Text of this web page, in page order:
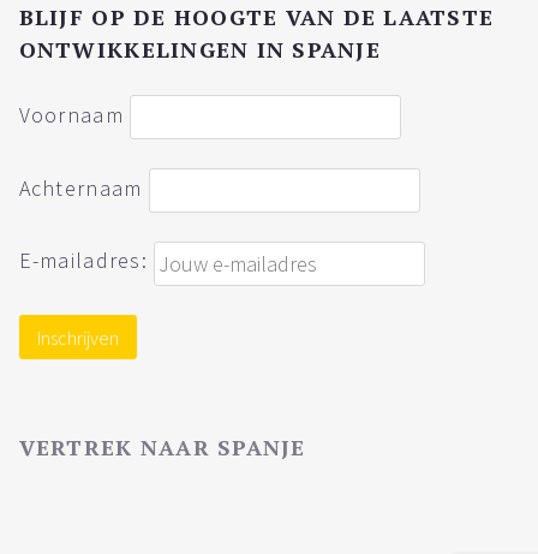
BLIJF OP DE HOOGTE VAN DE LAATSTE
ONTWIKKELINGEN IN SPANJE
Voornaam
Achternaam
E-mailadres:
VERTREK NAAR SPANJE